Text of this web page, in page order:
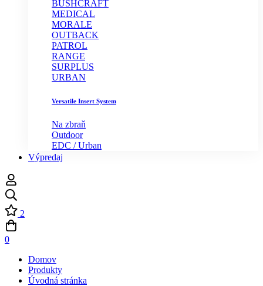
BUSHCRAFT
MEDICAL
MORALE
OUTBACK
PATROL
RANGE
SURPLUS
URBAN
Versatile Insert System
Na zbraň
Outdoor
EDC / Urban
Výpredaj
2
0
Domov
Produkty
Úvodná stránka